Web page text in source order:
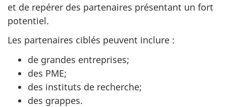
et de repérer des partenaires présentant un fort
potentiel.
Les partenaires ciblés peuvent inclure :
de grandes entreprises;
des PME;
des instituts de recherche;
des grappes.